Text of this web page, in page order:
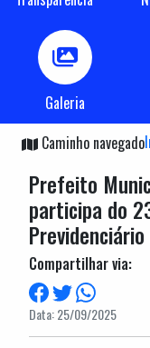
Galeria
Caminho navegado
Prefeito
participa do
Compartilhar via:
Data: 25/09/2025